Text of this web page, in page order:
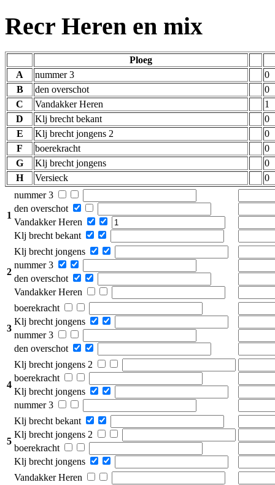
Recr Heren en mix
Ploeg
A
nummer 3
0
B
den overschot
0
C
Vandakker Heren
1
D
Klj brecht bekant
0
E
Klj brecht jongens 2
0
F
boerekracht
0
G
Klj brecht jongens
0
H
Versieck 0
1
nummer 3
den overschot
Vandakker Heren
Klj brecht bekant
2
Klj brecht jongens
nummer 3
den overschot
Vandakker Heren
3
boerekracht
Klj brecht jongens
nummer 3
den overschot
4
Klj brecht jongens 2
boerekracht
Klj brecht jongens
nummer 3
5
Klj brecht bekant
Klj brecht jongens 2
boerekracht
Klj brecht jongens
Vandakker Heren